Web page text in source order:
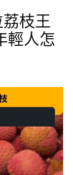
枝王
輕人怎